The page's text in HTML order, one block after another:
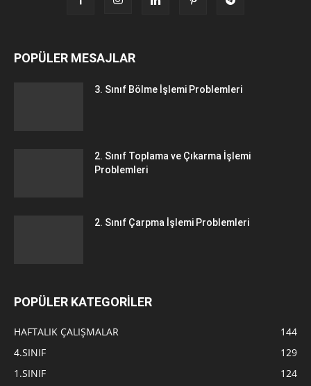
POPÜLER MESAJLAR
3. Sınıf Bölme İşlemi Problemleri
2. Sınıf Toplama ve Çıkarma İşlemi
Problemleri
2. Sınıf Çarpma İşlemi Problemleri
POPÜLER KATEGORİLER
HAFTALIK ÇALIŞMALAR
144
4.SINIF
129
1.SINIF
124